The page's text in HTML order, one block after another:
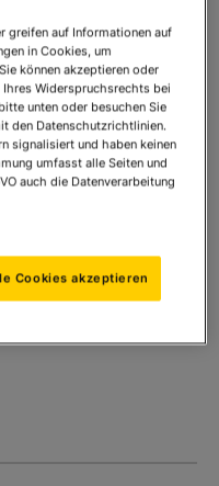
den Warenkorb
greifen auf Informationen auf
in Cookies, um
können akzeptieren oder
Widerspruchsrechts bei
unten oder besuchen Sie
den Datenschutzrichtlinien.
signalisiert und haben keinen
umfasst alle Seiten und
auch die Datenverarbeitung
Cookies akzeptieren